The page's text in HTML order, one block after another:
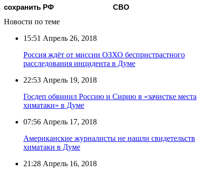
сохранить РФ
СВО
Новости по теме
15:51 Апрель 26, 2018
Россия ждёт от миссии ОЗХО беспристрастного
расследования инцидента в Думе
22:53 Апрель 19, 2018
Госдеп обвинил Россию и Сирию в «зачистке места
химатаки» в Думе
07:56 Апрель 17, 2018
Американские журналисты не нашли свидетельств
химатаки в Думе
21:28 Апрель 16, 2018